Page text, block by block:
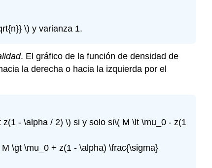
\) y varianza 1.
. El gráfico de la función de densidad de
la derecha o hacia la izquierda por el
z(1 - \alpha / 2) \) si y solo si\( M \lt \mu_0 - z(1
M \gt \mu_0 + z(1 - \alpha) \frac{\sigma}